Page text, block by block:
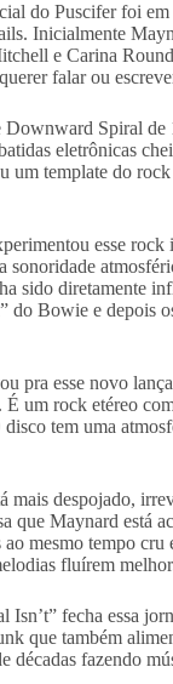
do Puscifer foi
Inicialmente
e Carina
falar ou
Spiral de
eletrônicas
um template do
esse rock
sonoridade
sido diretamente
do Bowie e depois
pra esse novo
um rock etéreo
tem uma
mais despojado,
que Maynard está
mesmo tempo
fluírem
Isn’t” fecha essa
que também
décadas fazendo